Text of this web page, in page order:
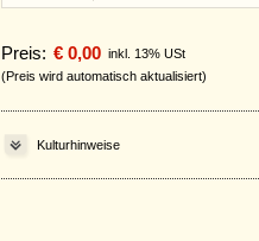
Preis: € 0,00 inkl. 13% USt
(Preis wird automatisch aktualisiert)
Kulturhinweise